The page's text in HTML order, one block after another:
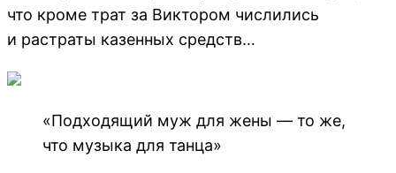
что кроме трат за Виктором числились
и растраты казенных средств…
«Подходящий муж для жены — то же,
что музыка для танца»